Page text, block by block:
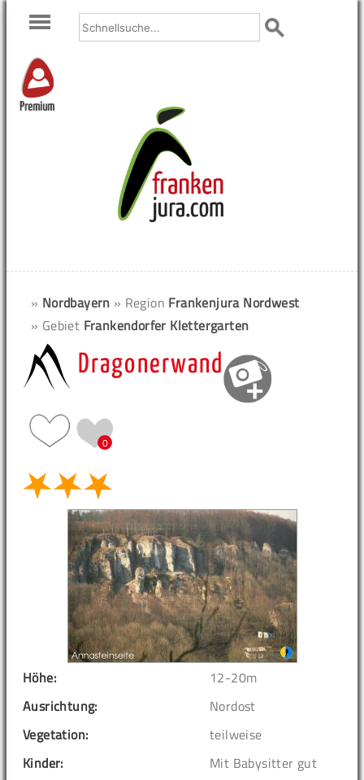
Premium
» Nordbayern » Region Frankenjura Nordwest
» Gebiet Frankendorfer Klettergarten
Dragonerwand
0
Höhe:
12-20m
Ausrichtung:
Nordost
Vegetation:
teilweise
Kinder:
Mit Babysitter gut